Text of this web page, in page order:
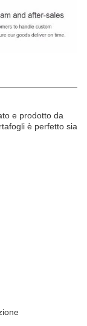
e prodotto da
è perfetto sia